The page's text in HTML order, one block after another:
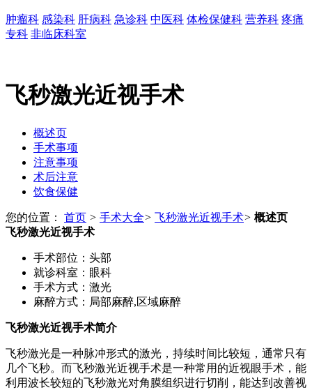
肿瘤科 感染科 肝病科 急诊科 中医科 体检保健科 营养科 疼痛
专科 非临床科室
飞秒激光近视手术
概述页
手术事项
注意事项
术后注意
饮食保健
您的位置： 首页 > 手术大全> 飞秒激光近视手术> 概述页
飞秒激光近视手术
手术部位： 头部
就诊科室： 眼科
手术方式： 激光
麻醉方式： 局部麻醉,区域麻醉
飞秒激光近视手术简介
飞秒激光是一种脉冲形式的激光，持续时间比较短，通常只有
几个飞秒。而飞秒激光近视手术是一种常用的近视眼手术，能
利用波长较短的飞秒激光对角膜组织进行切削，能达到改善视